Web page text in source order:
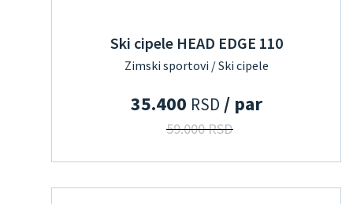
Ski cipele HEAD EDGE 110
Zimski sportovi / Ski cipele
35.400 RSD / par
59.000 RSD